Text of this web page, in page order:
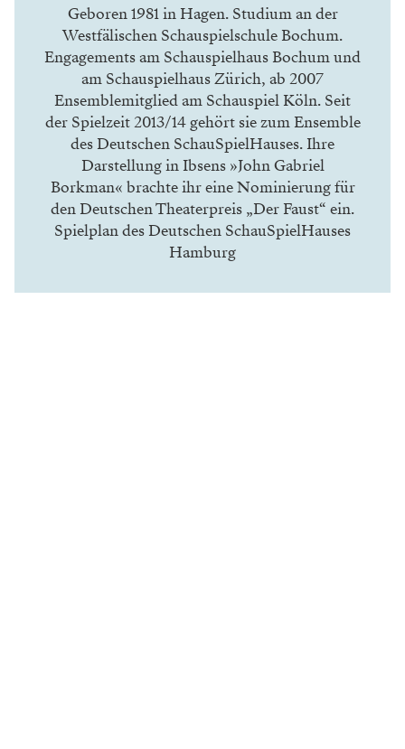
Geboren 1981 in Hagen. Studium an der
Westfälischen Schauspielschule Bochum.
Engagements am Schauspielhaus Bochum und
am Schauspielhaus Zürich, ab 2007
Ensemblemitglied am Schauspiel Köln. Seit
der Spielzeit 2013/14 gehört sie zum Ensemble
des Deutschen SchauSpielHauses. Ihre
Darstellung in Ibsens »John Gabriel
Borkman« brachte ihr eine Nominierung für
den Deutschen Theaterpreis „Der Faust“ ein.
Spielplan des Deutschen SchauSpielHauses
Hamburg